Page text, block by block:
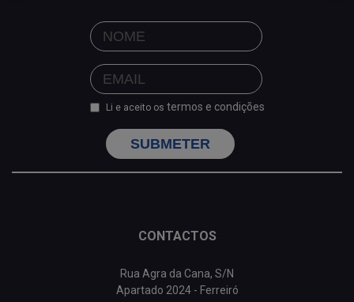
Li e aceito os termos e condições
SUBMETER
CONTACTOS
Rua Agra da Cana, S/N
Apartado 2024 - Ferreiró